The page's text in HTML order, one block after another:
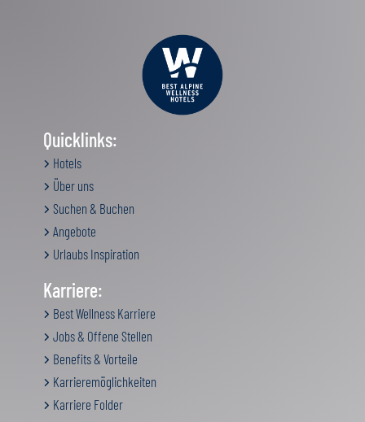
Quicklinks:
Hotels
Über uns
Suchen & Buchen
Angebote
Urlaubs Inspiration
Karriere:
Best Wellness Karriere
Jobs & Offene Stellen
Benefits & Vorteile
Karrieremöglichkeiten
Karriere Folder